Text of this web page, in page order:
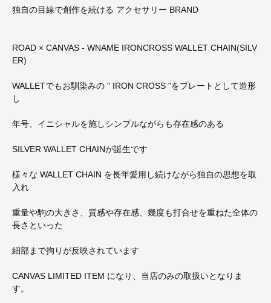
独自の目線で創作を続ける アクセサリー BRAND
ROAD × CANVAS - WNAME IRONCROSS WALLET CHAIN(SILV
ER)
WALLETでもお馴染みの " IRON CROSS "をプレートとして造形
し
年号、イニシャルを施しシンプルながらも存在感のある
SILVER WALLET CHAINが誕生です
様々な WALLET CHAIN を長年愛用し続けながら独自の思想を取
入れ
重量や駒の大きさ、質感や存在感、幾度も打合せを重ねた全体の
長さといった
細部まで拘りが反映されています
CANVAS LIMITED ITEM になり、当店のみの取扱いとなりま
す。